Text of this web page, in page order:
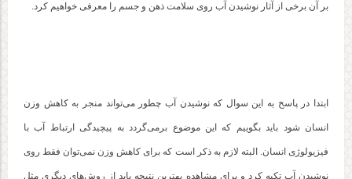
بر آن برخی از آثار نوشیدن آب روی سلامت ذهن و جسم را معرفی خواهیم کرد.
ابتدا در پاسخ به این سوال که نوشیدن آب چطور می‌تواند منجر به کاهش وزن
انسان شود باید بگوییم که این موضوع برمی‌گردد به پیچیدگی ارتباط آب با
فیزیولوژی انسان. البته لازم به ذکر است که برای کاهش وزن نمی‌توان فقط روی
نوشیدن آب تکیه کرد و برای مشاهده بهترین نتیجه باید از روش‌های دیگری مثل